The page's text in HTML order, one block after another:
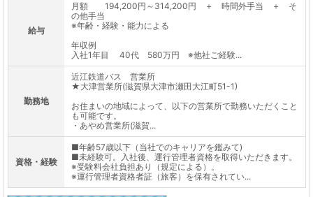
給与
月額 194,200円～314,200円 ＋ 時間外手当 ＋ そ
の他手当
※年齢・経験・能力による
年収例
入社1年目 40代 580万円 ※他社ご経験...
勤務地
近江鉄道バス 営業所
★大津営業所(滋賀県大津市瀬田大江町51-1)
お住まいの地域によって、以下の営業所で勤務いただくこと
も可能です。
・あやめ営業所(滋賀...
資格・経験
■年齢57歳以下（当社でのキャリアを鑑みて)
■未経験可。入社後、運行管理者資格を取得いただきます。
※受験料会社負担あり（規定による）。
※運行管理者資格者証（旅客）を保有されてい...